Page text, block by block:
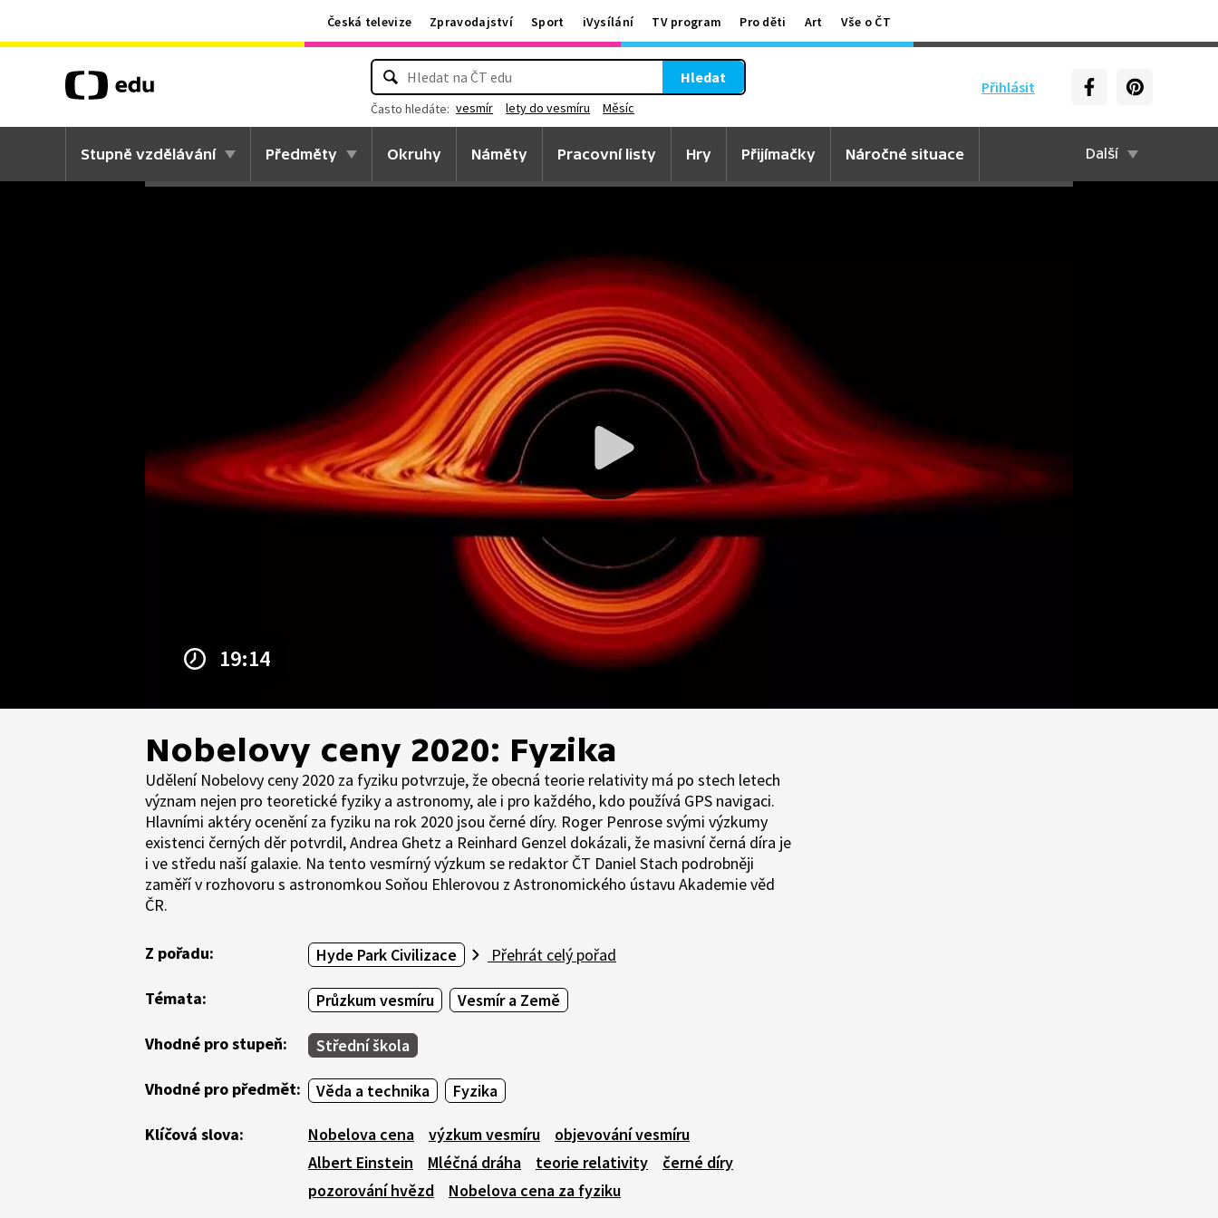
Česká televize Zpravodajství Sport iVysílání TV program Pro děti Art Vše o ČT
Přihlásit
Hledat
Často hledáte: vesmír lety do vesmíru Měsíc
Stupně vzdělávání Předměty Okruhy Náměty Pracovní listy Hry Přijímačky Náročné situace Další
19:14
Nobelovy ceny 2020: Fyzika
Udělení Nobelovy ceny 2020 za fyziku potvrzuje, že obecná teorie relativity má po stech letech
význam nejen pro teoretické fyziky a astronomy, ale i pro každého, kdo používá GPS navigaci.
Hlavními aktéry ocenění za fyziku na rok 2020 jsou černé díry. Roger Penrose svými výzkumy
existenci černých děr potvrdil, Andrea Ghetz a Reinhard Genzel dokázali, že masivní černá díra je
i ve středu naší galaxie. Na tento vesmírný výzkum se redaktor ČT Daniel Stach podrobněji
zaměří v rozhovoru s astronomkou Soňou Ehlerovou z Astronomického ústavu Akademie věd
ČR.
Z pořadu: Hyde Park Civilizace Přehrát celý pořad
Témata: Průzkum vesmíru Vesmír a Země
Vhodné pro stupeň: Střední škola
Vhodné pro předmět: Věda a technika Fyzika
Klíčová slova: Nobelova cena výzkum vesmíru
objevování vesmíru
Albert Einstein
Mléčná dráha teorie relativity
černé díry
pozorování hvězd
Nobelova cena za fyziku